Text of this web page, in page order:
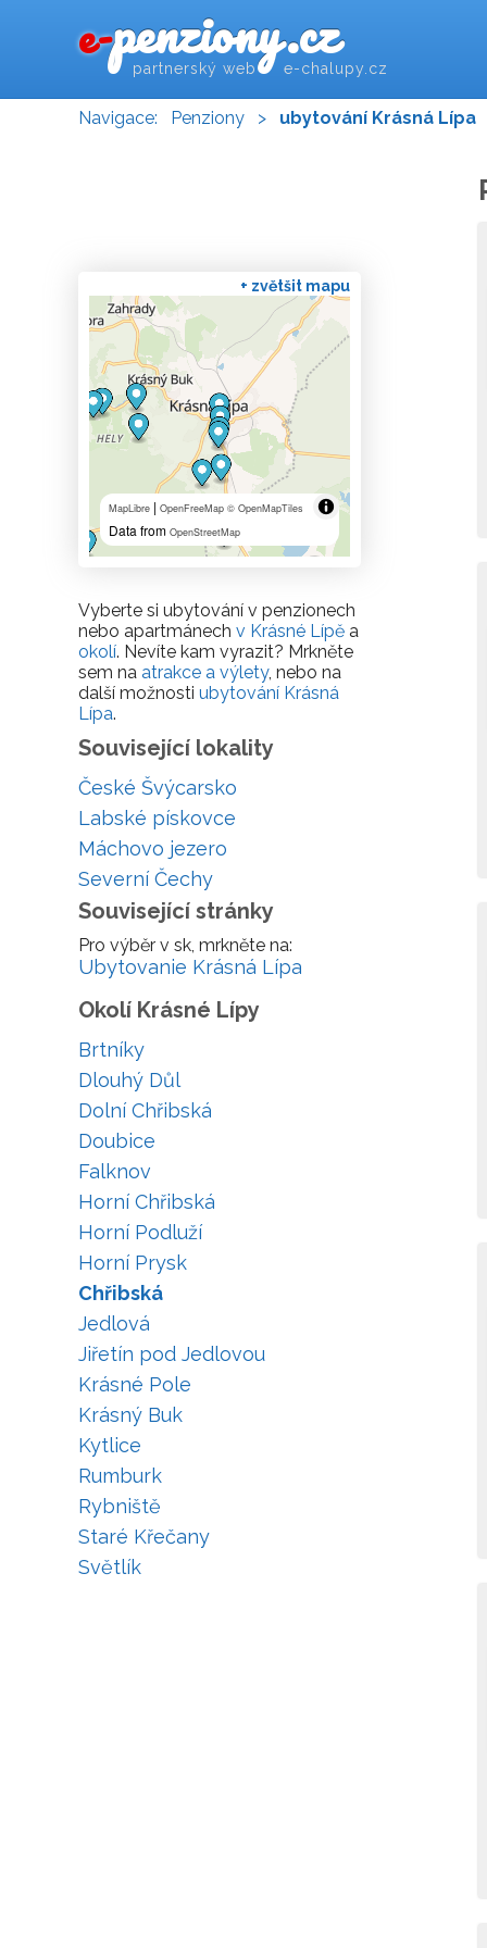
e-penziony.cz
partnerský web e-chalupy.cz
Navigace: Penziony > ubytování Krásná Lípa
+ zvětšit mapu
MapLibre | OpenFreeMap © OpenMapTiles
Data from OpenStreetMap
Vyberte si ubytování v penzionech
nebo apartmánech v Krásné Lípě a
okolí. Nevíte kam vyrazit? Mrkněte
sem na atrakce a výlety, nebo na
další možnosti ubytování Krásná
Lípa.
Související lokality
České Švýcarsko
Labské pískovce
Máchovo jezero
Severní Čechy
Související stránky
Pro výběr v sk, mrkněte na:
Ubytovanie Krásná Lípa
Okolí Krásné Lípy
Brtníky
Dlouhý Důl
Dolní Chřibská
Doubice
Falknov
Horní Chřibská
Horní Podluží
Horní Prysk
Chřibská
Jedlová
Jiřetín pod Jedlovou
Krásné Pole
Krásný Buk
Kytlice
Rumburk
Rybniště
Staré Křečany
Světlík